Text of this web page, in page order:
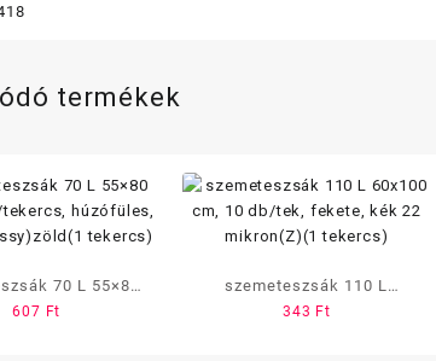
termékek
L 55×80
db/tekercs,
607 Ft
szemeteszsák 110 L
60×100 cm, 10 db/tek,
343 Ft